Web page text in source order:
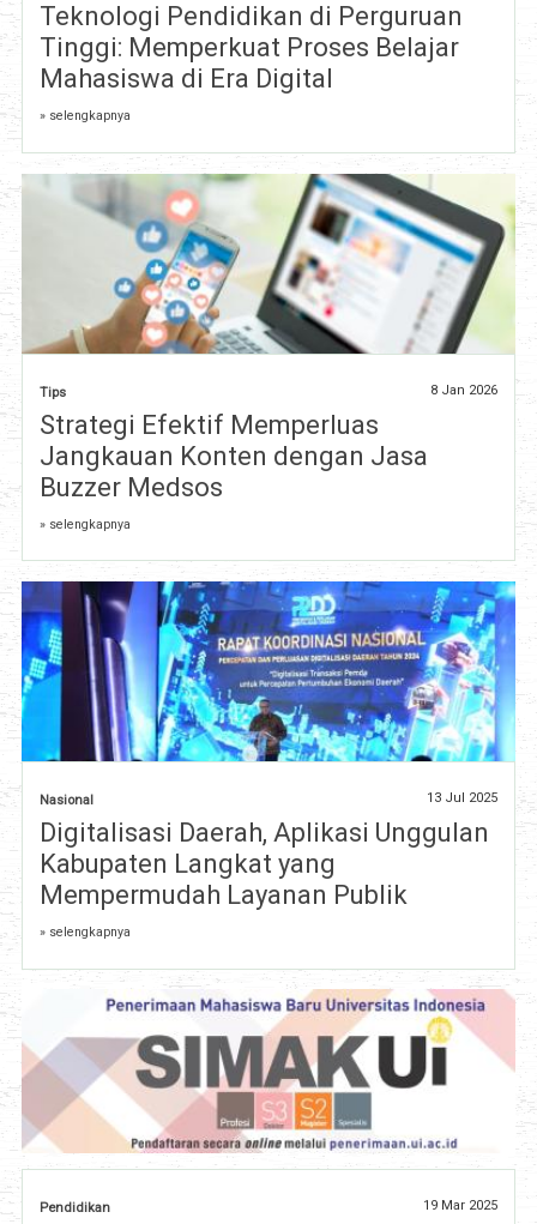
Teknologi Pendidikan di Perguruan
Tinggi: Memperkuat Proses Belajar
Mahasiswa di Era Digital
» selengkapnya
Tips 8 Jan 2026
Strategi Efektif Memperluas
Jangkauan Konten dengan Jasa
Buzzer Medsos
» selengkapnya
Nasional 13 Jul 2025
Digitalisasi Daerah, Aplikasi Unggulan
Kabupaten Langkat yang
Mempermudah Layanan Publik
» selengkapnya
Pendidikan 19 Mar 2025